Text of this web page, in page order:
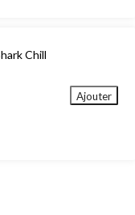
Chill
Ajouter